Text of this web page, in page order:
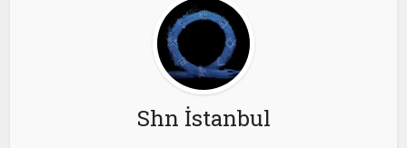
Shn İstanbul